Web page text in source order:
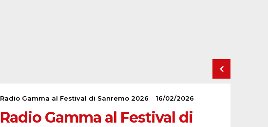
Radio Gamma al Festival di Sanremo 2026 16/02/2026
Radio Gamma al Festival di